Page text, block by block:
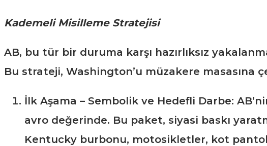
Kademeli Misilleme Stratejisi
AB, bu tür bir duruma karşı hazırlıksız
Bu strateji, Washington’u müzakere masasına
İlk Aşama – Sembolik ve Hedefli Darbe:
avro değerinde. Bu paket, siyasi baskı
Kentucky burbonu, motosikletler, kot